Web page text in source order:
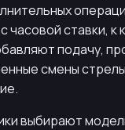
часовой ставки, к
подачу,
смены
выбирают